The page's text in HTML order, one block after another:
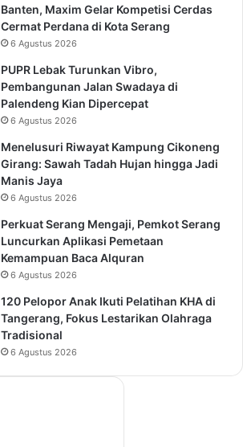
Banten, Maxim Gelar Kompetisi Cerdas
Cermat Perdana di Kota Serang
6 Agustus 2026
PUPR Lebak Turunkan Vibro,
Pembangunan Jalan Swadaya di
Palendeng Kian Dipercepat
6 Agustus 2026
Menelusuri Riwayat Kampung Cikoneng
Girang: Sawah Tadah Hujan hingga Jadi
Manis Jaya
6 Agustus 2026
Perkuat Serang Mengaji, Pemkot Serang
Luncurkan Aplikasi Pemetaan
Kemampuan Baca Alquran
6 Agustus 2026
120 Pelopor Anak Ikuti Pelatihan KHA di
Tangerang, Fokus Lestarikan Olahraga
Tradisional
6 Agustus 2026